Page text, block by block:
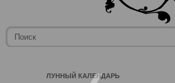
ЛУННЫЙ КАЛЕНДАРЬ